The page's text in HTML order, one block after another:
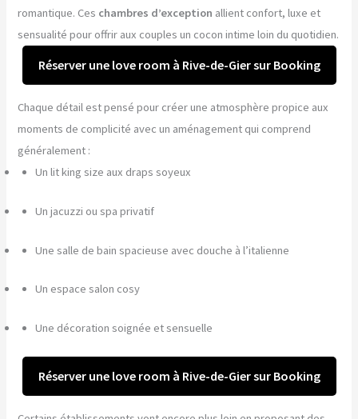
romantique. Ces chambres d’exception allient confort, luxe et
sensualité pour offrir aux couples un cocon intime loin du quotidien.
Réserver une love room à Rive-de-Gier sur Booking
Chaque détail est pensé pour créer une atmosphère propice aux
moments de complicité avec un aménagement qui comprend
généralement :
Un lit king size aux draps soyeux
Un jacuzzi ou spa privatif
Une salle de bain spacieuse avec douche à l’italienne
Un espace salon cosy
Une décoration soignée et sensuelle
Réserver une love room à Rive-de-Gier sur Booking